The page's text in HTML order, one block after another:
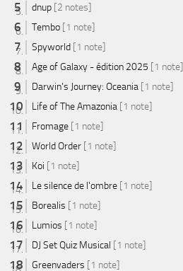
dnup [2 notes]
Tembo [1 note]
Spyworld [1 note]
Age of Galaxy - édition 2025 [1 note]
Darwin's Journey: Oceania [1 note]
Life of The Amazonia [1 note]
Fromage [1 note]
World Order [1 note]
Koi [1 note]
Le silence de l'ombre [1 note]
Borealis [1 note]
Lumios [1 note]
DJ Set Quiz Musical [1 note]
Greenvaders [1 note]